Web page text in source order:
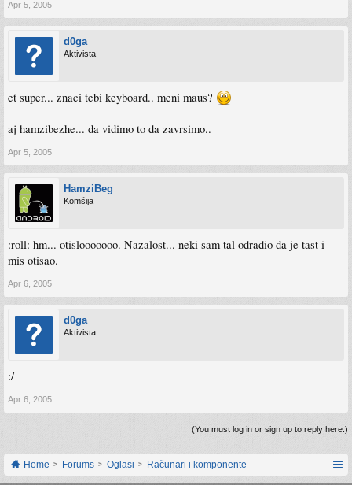
Apr 5, 2005
d0ga
Aktivista
et super... znaci tebi keyboard.. meni maus?
aj hamzibezhe... da vidimo to da zavrsimo..
Apr 5, 2005
HamziBeg
Komšija
:roll: hm... otislooooooo. Nazalost... neki sam tal odradio da je tast i
mis otisao.
Apr 6, 2005
d0ga
Aktivista
:/
Apr 6, 2005
(You must log in or sign up to reply here.)
Home Forums Oglasi Računari i komponente